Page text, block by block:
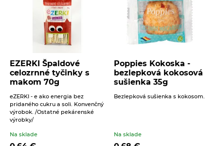
EZERKI Špaldové
celozrnné tyčinky s
makom 70g
eZERKI - e ako energia bez
pridaného cukru a soli. Konvenčný
výrobok. /Ostatné pekárenské
výrobky/
Na sklade
Poppies Kokoska -
bezlepková kokosová
sušienka 35g
Bezlepková sušienka s kokosom.
Na sklade